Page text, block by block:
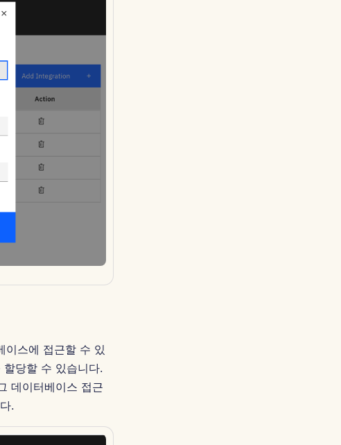
이스에 접근할 수 있
당할 수 있습니다.
데이터베이스 접근
.